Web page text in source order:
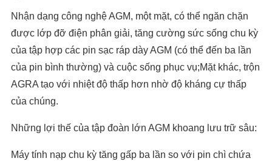
Nhận dạng công nghệ AGM, một mặt, có thể ngăn chặn
được lớp đỡ điện phân giải, tăng cường sức sống chu kỳ
của tập hợp các pin sạc ráp dày AGM (có thể đến ba lần
của pin bình thường) và cuộc sống phục vụ;Mặt khác, trộn
AGRA tạo với nhiệt độ thấp hơn nhờ độ kháng cự thấp
của chúng.
Những lợi thế của tập đoàn lớn AGM khoang lưu trữ sâu:
Máy tính nạp chu kỳ tăng gấp ba lần so với pin chì chứa